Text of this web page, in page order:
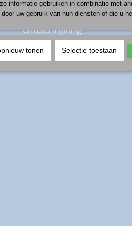
Omschrijving
productnummer: deegrol-11
informatie gebruiken in combinatie met
uw gebruik van hun diensten of die u
tonen Selectie toestaan